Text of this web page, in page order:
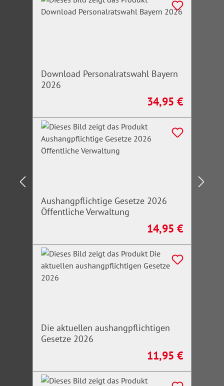
Download Personalratswahl Bayern
2026
Regulärer Preis:
34,95 €
Aushangpflichtige Gesetze 2026
Öffentliche Verwaltung
Regulärer Preis:
14,95 €
Die aktuellen aushangpflichtigen
Gesetze 2026
Regulärer Preis:
11,95 €